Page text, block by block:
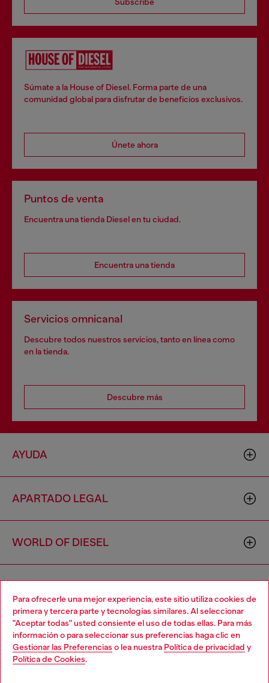
Para ofrecerle una mejor experiencia, este sitio utiliza cookies de
primera y tercera parte y tecnologías similares. Al seleccionar
"Aceptar todas" usted consiente el uso de todas ellas. Para más
información o para seleccionar sus preferencias haga clic en
Gestionar las Preferencias o lea nuestra Política de privacidad y
Política de Cookies.
Súmate a la House of Diesel. Forma parte de una
comunidad global para disfrutar de beneficios exclusivos.
Únete ahora
Puntos de venta
Encuentra una tienda Diesel en tu ciudad.
Encuentra una tienda
Servicios omnicanal
Descubre todos nuestros servicios, tanto en línea como
en la tienda.
Descubre más
AYUDA
APARTADO LEGAL
WORLD OF DIESEL
Choose your location
You are currently browsing España website, but it seems you
may be based in United States